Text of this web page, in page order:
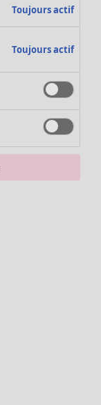
Toujours actif
Toujours actif